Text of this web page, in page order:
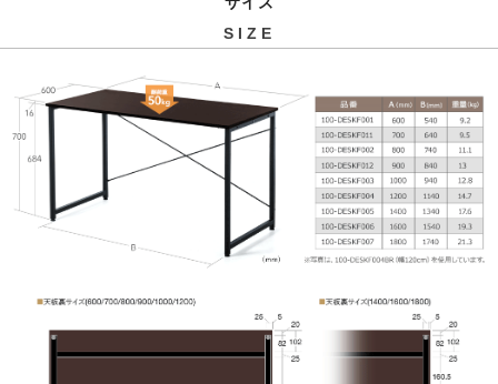
SIZE